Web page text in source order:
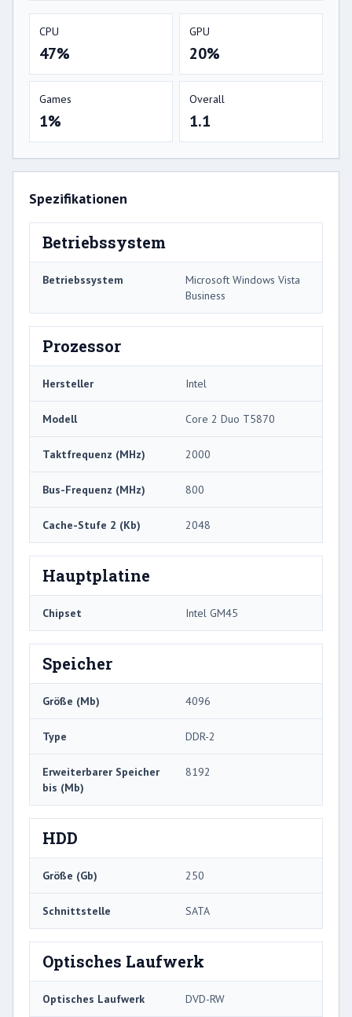
CPU
47%
GPU
20%
Games
1%
Overall
1.1
Spezifikationen
Betriebssystem
Betriebssystem
Microsoft Windows Vista
Business
Prozessor
Hersteller Intel
Modell Core 2 Duo T5870
Taktfrequenz (MHz) 2000
Bus-Frequenz (MHz) 800
Cache-Stufe 2 (Kb) 2048
Hauptplatine
Chipset Intel GM45
Speicher
Größe (Mb) 4096
Type DDR-2
Erweiterbarer Speicher
bis (Mb)
8192
HDD
Größe (Gb) 250
Schnittstelle SATA
Optisches Laufwerk
Optisches Laufwerk DVD-RW